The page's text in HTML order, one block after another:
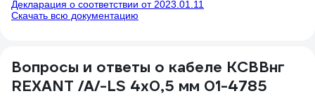
Декларация о соответствии от 2023.01.11
Скачать всю документацию
Вопросы и ответы о кабеле КСВВнг
REXANT /А/-LS 4х0,5 мм 01-4785